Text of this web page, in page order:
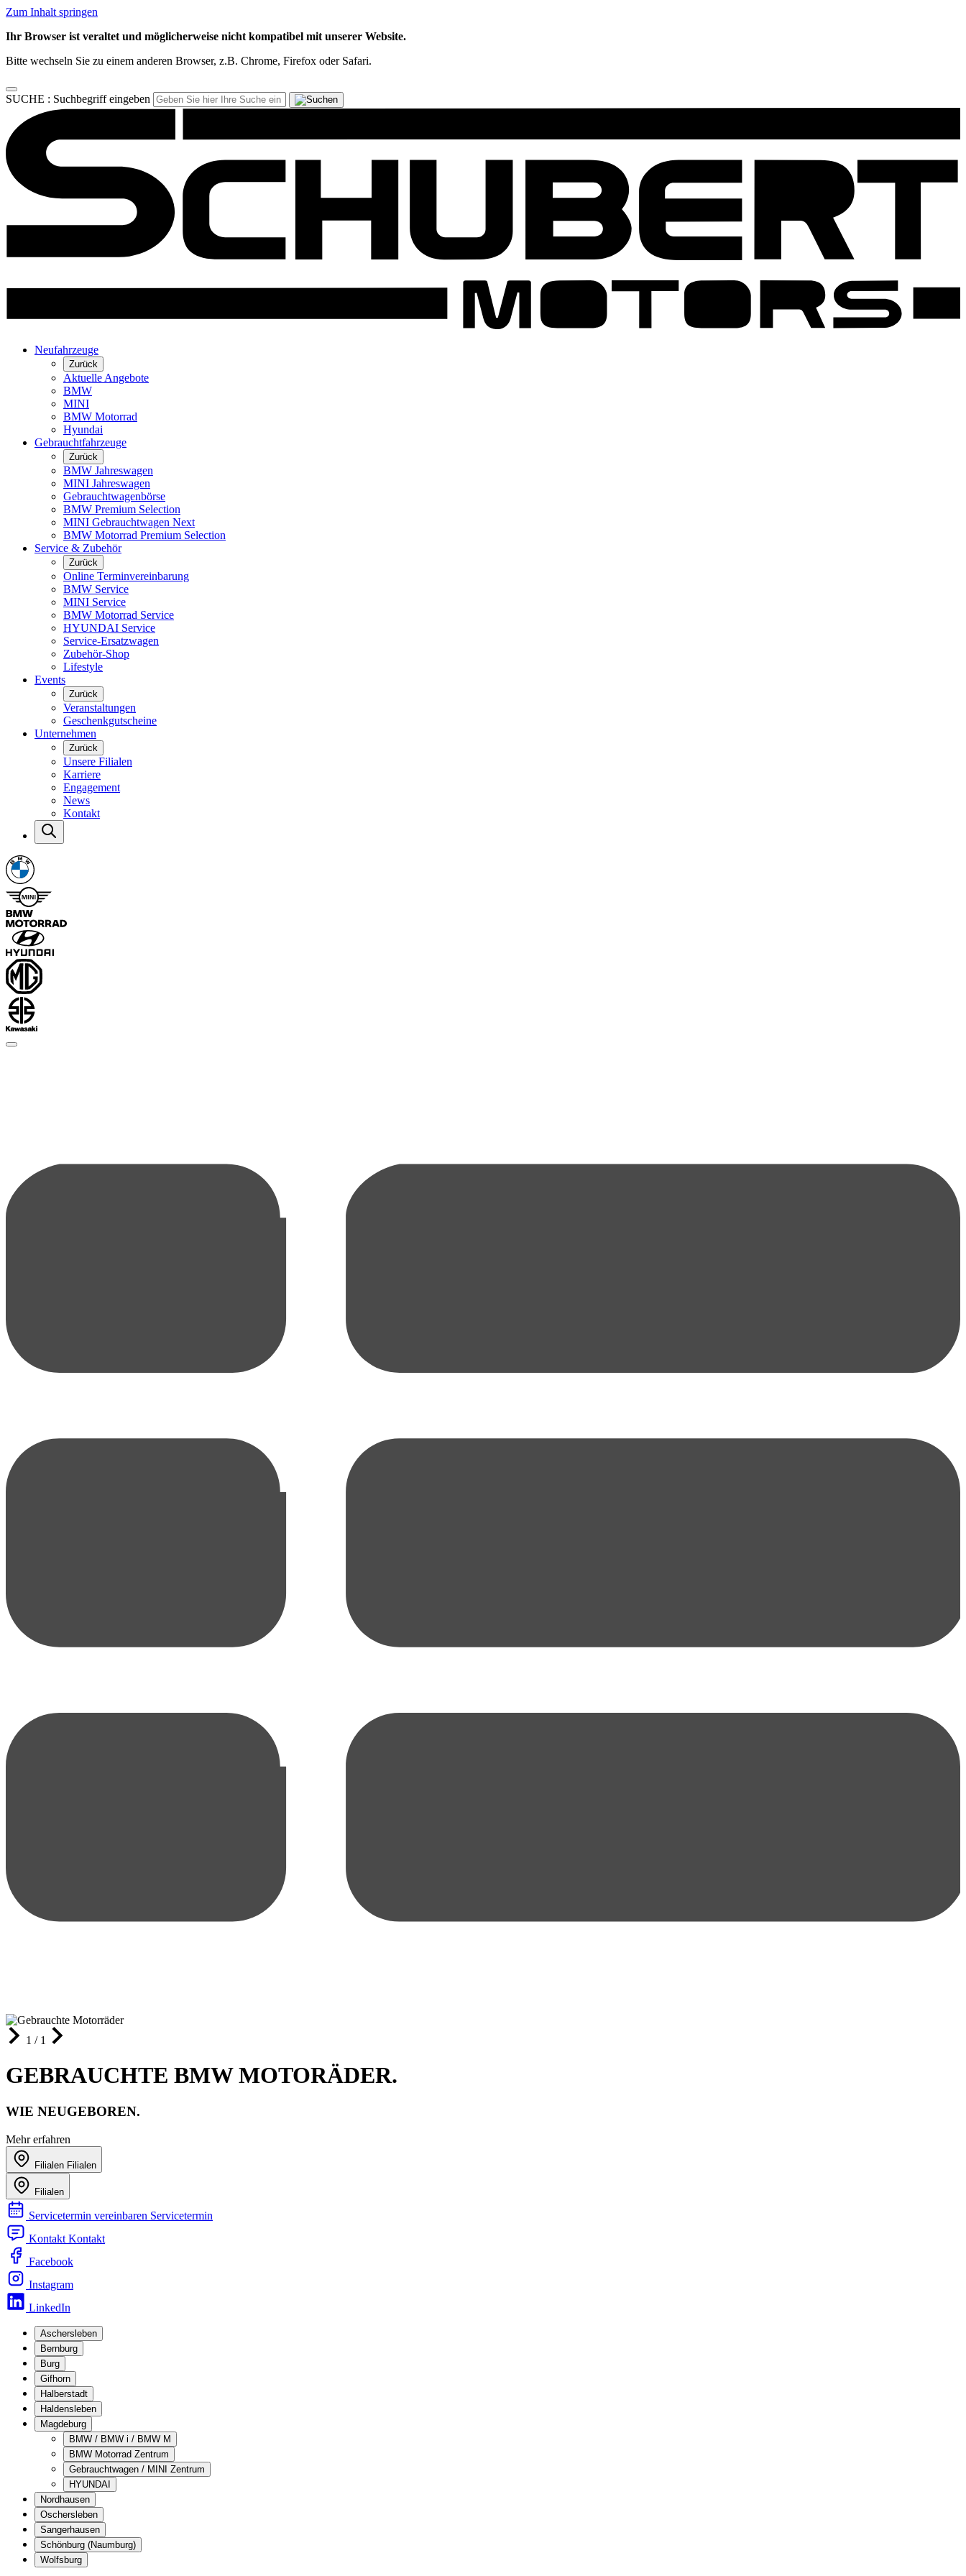
Zum Inhalt springen
Ihr Browser ist veraltet und möglicherweise nicht kompatibel mit unserer Website.
Bitte wechseln Sie zu einem anderen Browser, z.B. Chrome, Firefox oder Safari.
SUCHE : Suchbegriff eingeben
Neufahrzeuge
Zurück
Aktuelle Angebote
BMW
MINI
BMW Motorrad
Hyundai
Gebrauchtfahrzeuge
Zurück
BMW Jahreswagen
MINI Jahreswagen
Gebrauchtwagenbörse
BMW Premium Selection
MINI Gebrauchtwagen Next
BMW Motorrad Premium Selection
Service & Zubehör
Zurück
Online Terminvereinbarung
BMW Service
MINI Service
BMW Motorrad Service
HYUNDAI Service
Service-Ersatzwagen
Zubehör-Shop
Lifestyle
Events
Zurück
Veranstaltungen
Geschenkgutscheine
Unternehmen
Zurück
Unsere Filialen
Karriere
Engagement
News
Kontakt
1 / 1
GEBRAUCHTE BMW MOTORÄDER.
WIE NEUGEBOREN.
Mehr erfahren
Filialen Filialen
Filialen
Servicetermin vereinbaren Servicetermin
Kontakt Kontakt
Facebook
Instagram
LinkedIn
Aschersleben
Bernburg
Burg
Gifhorn
Halberstadt
Haldensleben
Magdeburg
BMW / BMW i / BMW M
BMW Motorrad Zentrum
Gebrauchtwagen / MINI Zentrum
HYUNDAI
Nordhausen
Oschersleben
Sangerhausen
Schönburg (Naumburg)
Wolfsburg